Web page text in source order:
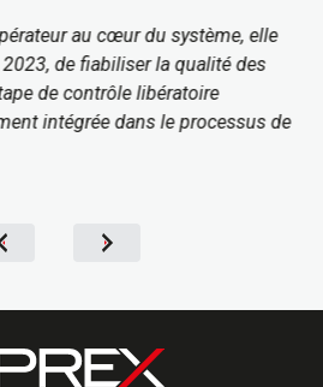
au cœur du système, elle
de fiabiliser la qualité des
de contrôle libératoire
intégrée dans le processus de